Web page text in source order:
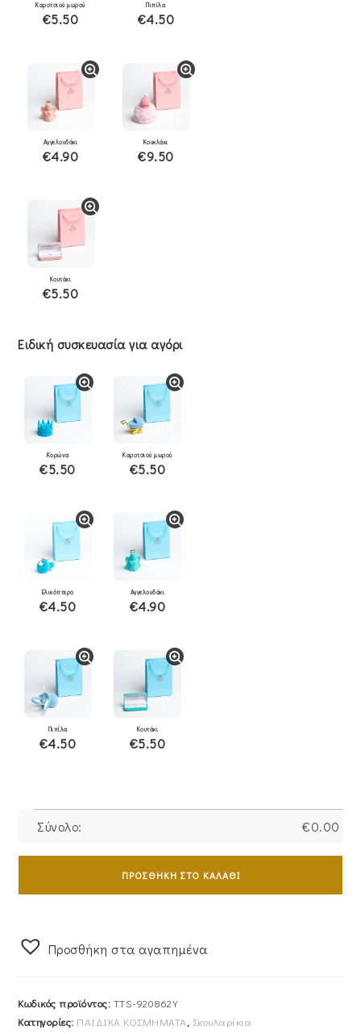
Καροτσιού μωρού
€5.50
Πιπίλα
€4.50
Αγγελουδάκι
€4.90
Κουκλάκι
€9.50
Κουτάκι
€5.50
Ειδική συσκευασία για αγόρι
Κορώνα
€5.50
Καροτσιού μωρού
€5.50
Ελικόπτερο
€4.50
Αγγελουδάκι
€4.90
Πιπίλα
€4.50
Κουτάκι
€5.50
Σύνολο: €0.00
Σκουλαρίκια
Παιδικά
Με
920862Y
ΠΡΟΣΘΉΚΗ ΣΤΟ ΚΑΛΆΘΙ
Προσθήκη στα αγαπημένα
Κωδικός προϊόντος: TTS-920862Y
Κατηγορίες: ΠΑΙΔΙΚΑ ΚΟΣΜΗΜΑΤΑ, Σκουλαρίκια